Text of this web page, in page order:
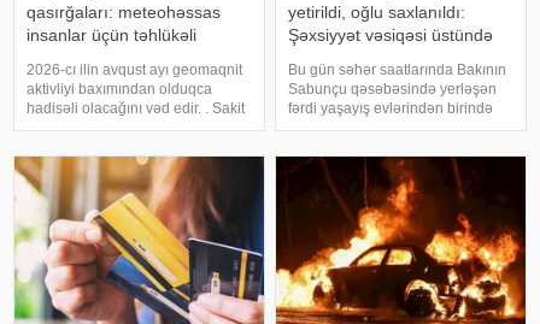
qasırğaları: meteohəssas
insanlar üçün təhlükəli
2026-cı ilin avqust ayı geomaqnit
aktivliyi baxımından olduqca
hadisəli olacağını vəd edir. . Sakit
dövrlər müxtəlif intensivlikli maqnit
Avqust ayında maqnit fırtınaları nə
vaxt baş verəcək?
yetirildi, oğlu saxlanıldı:
Şəxsiyyət vəsiqəsi üstündə
TƏFƏRRÜATI
Bu gün səhər saatlarında Bakının
Sabunçu qəsəbəsində yerləşən
fərdi yaşayış evlərindən birində
baş verən qətl hadisəsinin bəzi
istinadla xəbər verir ki, İddialara
görə, 54 yaşl